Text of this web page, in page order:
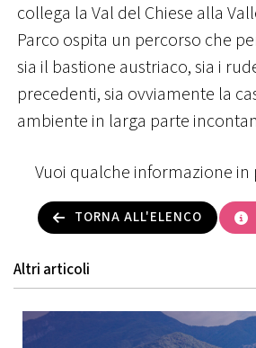
collega la Val del Chiese alla
Parco ospita un percorso che
sia il bastione austriaco, sia i
precedenti, sia ovviamente la
ambiente in larga parte
Vuoi qualche informazione in
TORNA ALL'ELENCO
Altri articoli